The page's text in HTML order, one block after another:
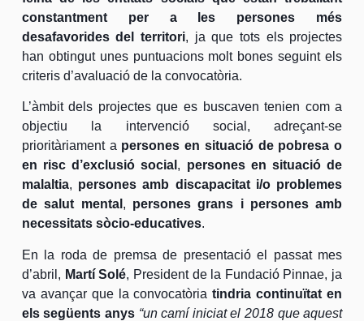
constantment per a les persones més
desafavorides del territori, ja que tots els projectes
han obtingut unes puntuacions molt bones seguint els
criteris d’avaluació de la convocatòria.
L’àmbit dels projectes que es buscaven tenien com a
objectiu la intervenció social, adreçant-se
prioritàriament a persones en situació de pobresa o
en risc d’exclusió social , persones en situació de
malaltia, persones amb discapacitat i/o problemes
de salut mental , persones grans i persones amb
necessitats sòcio-educatives.
En la roda de premsa de presentació el passat mes
d’abril, Martí Solé, President de la Fundació Pinnae, ja
va avançar que la convocatòriatindria continuïtat en
els següents anys “un camí iniciat el 2018 que aquest